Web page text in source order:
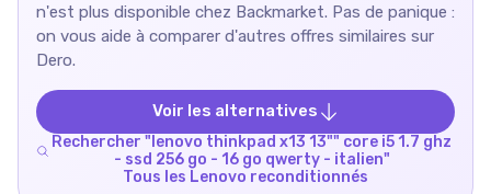
n'est plus disponible chez Backmarket. Pas de panique :
on vous aide à comparer d'autres offres similaires sur
Dero.
Voir les alternatives
Rechercher " lenovo thinkpad x13 13"" core i5 1.7 ghz
- ssd 256 go - 16 go qwerty - italien"
Tous les Lenovo reconditionnés